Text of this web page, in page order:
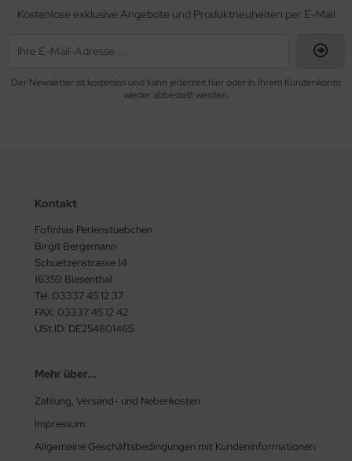
Kostenlose exklusive Angebote und Produktneuheiten per E-Mail
Der Newsletter ist kostenlos und kann jederzeit hier oder in Ihrem Kundenkonto
wieder abbestellt werden.
Kontakt
Fofinhas Perlenstuebchen
Birgit Bergemann
Schuetzenstrasse 14
16359 Biesenthal
Tel.:03337 45 12 37
FAX: 03337 45 12 42
USt.ID: DE254801465
Mehr über...
Zahlung, Versand- und Nebenkosten
Impressum
Allgemeine Geschäftsbedingungen mit Kundeninformationen